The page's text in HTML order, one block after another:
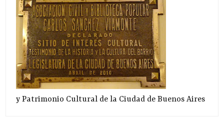
y Patrimonio Cultural de la Ciudad de Buenos Aires